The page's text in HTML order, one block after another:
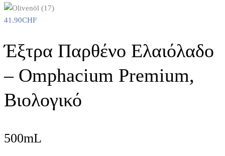
41.90CHF
Έξτρα Παρθένο Ελαιόλαδο
– Omphacium Premium,
Βιολογικό
500mL